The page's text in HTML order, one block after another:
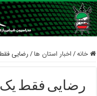
خانه/اخبار استان ها/رضایی
رضایی فقط یک